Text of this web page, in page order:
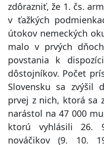
zdôrazniť, že 1. čs.
v ťažkých
útokov nemeckých
malo v prvých
povstania k
dôstojníkov. Počet
Slovensku sa zvýšil
prvej z nich, ktorá sa
narástol na 47 000
ktorú vyhlásili 26.
nováčikov (9. 10.